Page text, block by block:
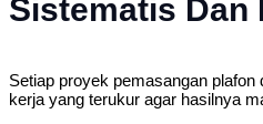
Sistematis Dan
Setiap proyek pemasangan
kerja yang terukur agar hasilnya